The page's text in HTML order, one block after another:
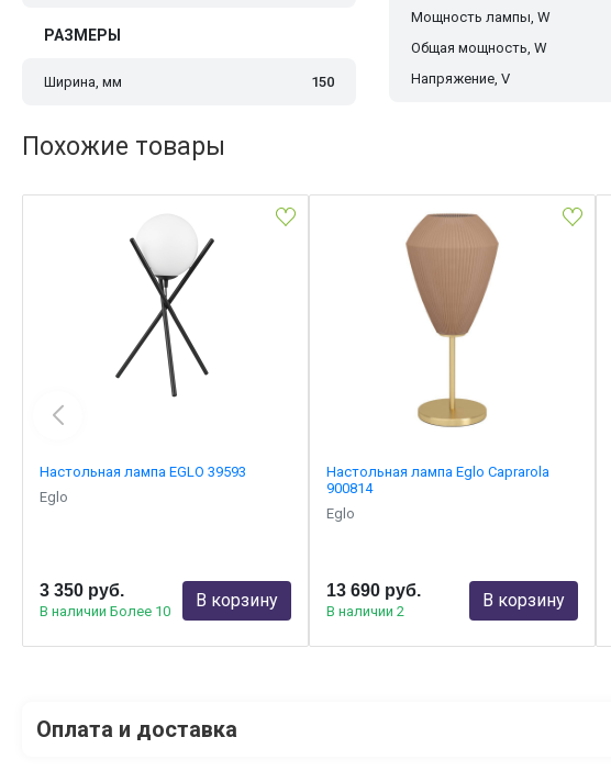
РАЗМЕРЫ
Ширина, мм 150
Мощность лампы, W
Общая мощность, W
Напряжение, V
Похожие товары
Настольная лампа EGLO 39593
Eglo
3 350 руб.
В наличии Более 10
В корзину
Настольная лампа Eglo Caprarola
900814
Eglo
13 690 руб.
В наличии 2
В корзину
Оплата и доставка